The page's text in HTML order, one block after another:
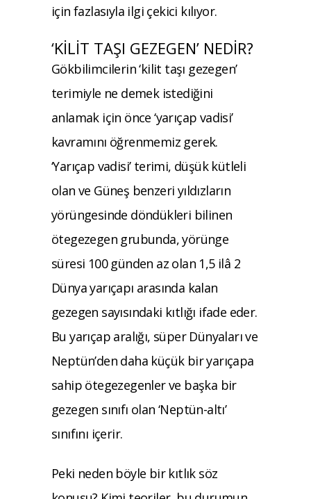
için fazlasıyla ilgi çekici kılıyor.
‘KİLİT TAŞI GEZEGEN’ NEDİR?
Gökbilimcilerin ‘kilit taşı gezegen’
terimiyle ne demek istediğini
anlamak için önce ‘yarıçap vadisi’
kavramını öğrenmemiz gerek.
‘Yarıçap vadisi’ terimi, düşük kütleli
olan ve Güneş benzeri yıldızların
yörüngesinde döndükleri bilinen
ötegezegen grubunda, yörünge
süresi 100 günden az olan 1,5 ilâ 2
Dünya yarıçapı arasında kalan
gezegen sayısındaki kıtlığı ifade eder.
Bu yarıçap aralığı, süper Dünyaları ve
Neptün’den daha küçük bir yarıçapa
sahip ötegezegenler ve başka bir
gezegen sınıfı olan ‘Neptün-altı’
sınıfını içerir.
Peki neden böyle bir kıtlık söz